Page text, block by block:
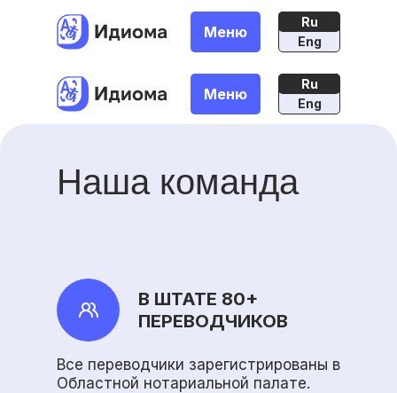
Ru
Eng
Меню
Ru
Eng
Меню
Все переводчики зарегистрированы в
Областной нотариальной палате.
В ШТАТЕ 80+
ПЕРЕВОДЧИКОВ
Наша команда